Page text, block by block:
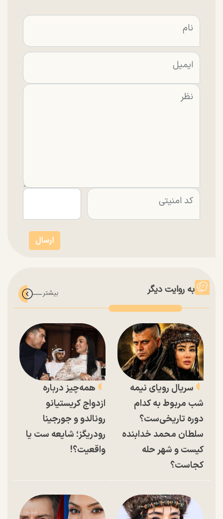
به روایت دیگر
سریال رویای نیمه
شب مربوط به کدام
دوره تاریخی‌ست؟
سلطان محمد خدابنده
کیست و شهر حله
کجاست؟
همه‌چیز درباره
ازدواج کریستیانو
رونالدو و جورجینا
رودریگز؛ شایعه ست یا
واقعیت؟!